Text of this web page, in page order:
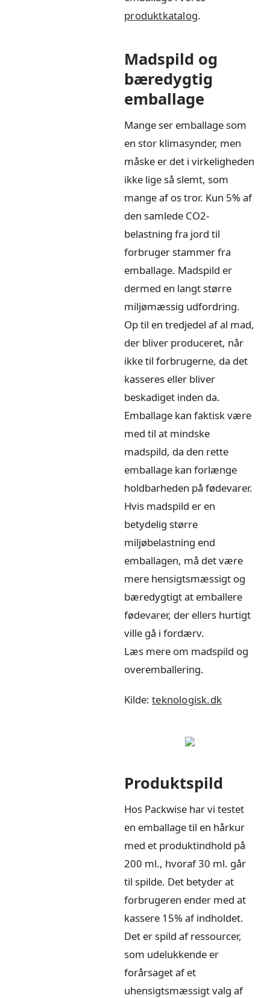
produktkatalog.
Madspild og
bæredygtig
emballage
Mange ser emballage som
en stor klimasynder, men
måske er det i virkeligheden
ikke lige så slemt, som
mange af os tror. Kun 5% af
den samlede CO2-
belastning fra jord til
forbruger stammer fra
emballage. Madspild er
dermed en langt større
miljømæssig udfordring.
Op til en tredjedel af al mad,
der bliver produceret, når
ikke til forbrugerne, da det
kasseres eller bliver
beskadiget inden da.
Emballage kan faktisk være
med til at mindske
madspild, da den rette
emballage kan forlænge
holdbarheden på fødevarer.
Hvis madspild er en
betydelig større
miljøbelastning end
emballagen, må det være
mere hensigtsmæssigt og
bæredygtigt at emballere
fødevarer, der ellers hurtigt
ville gå i fordærv.
Læs mere om madspild og
overemballering.
Kilde:teknologisk.dk
Produktspild
Hos Packwise har vi testet
en emballage til en hårkur
med et produktindhold på
200 ml., hvoraf 30 ml. går
til spilde. Det betyder at
forbrugeren ender med at
kassere 15% af indholdet.
Det er spild af ressourcer,
som udelukkende er
forårsaget af et
uhensigtsmæssigt valg af